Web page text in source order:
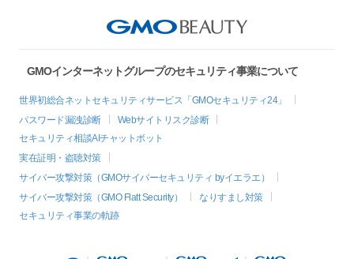
GMOインターネットグループのセキュリティ事業について
世界初総合ネットセキュリティサービス「GMOセキュリティ24」
パスワード漏洩診断
Webサイトリスク診断
セキュリティ相談AIチャットボット
実在証明・盗聴対策
サイバー攻撃対策（GMOサイバーセキュリティ byイエラエ）
サイバー攻撃対策（GMO Flatt Security）
なりすまし対策
セキュリティ事業の軌跡